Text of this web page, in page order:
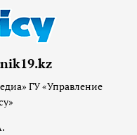
ГУ «Управление